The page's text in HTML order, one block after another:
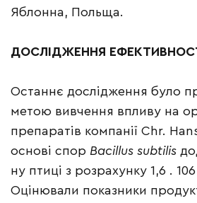
Яблонна, Польща.
ДОСЛІДЖЕННЯ
Останнє дослідження було
метою вивчення впливу на
препаратів компанії Chr.
основі спор Bacillus subtilis
ну птиці з розрахунку 1,6 .
Оцінювали показники